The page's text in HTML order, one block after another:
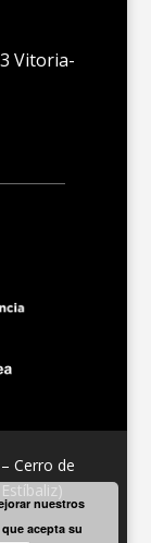
Vitoria-
Cerro de
nuestros
acepta su